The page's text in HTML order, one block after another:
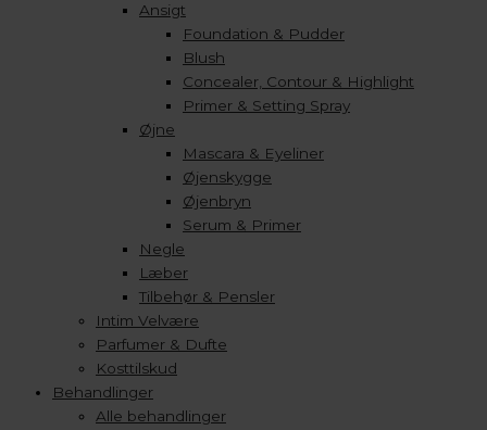
Ansigt
Foundation & Pudder
Blush
Concealer, Contour & Highlight
Primer & Setting Spray
Øjne
Mascara & Eyeliner
Øjenskygge
Øjenbryn
Serum & Primer
Negle
Læber
Tilbehør & Pensler
Intim Velvære
Parfumer & Dufte
Kosttilskud
Behandlinger
Alle behandlinger